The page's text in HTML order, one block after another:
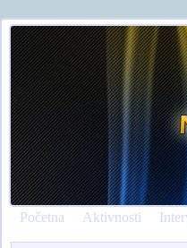
Početna Aktivnosti